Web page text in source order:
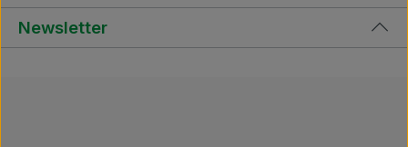
Newsletter